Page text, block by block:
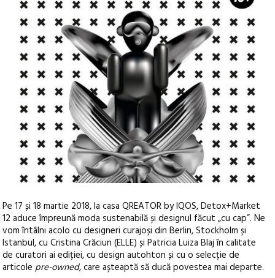
Pe 17 și 18 martie 2018, la casa QREATOR by IQOS, Detox+Market
12 aduce împreună moda sustenabilă și designul făcut „cu cap”. Ne
vom întâlni acolo cu designeri curajoși din Berlin, Stockholm și
Istanbul, cu Cristina Crăciun (ELLE) și Patricia Luiza Blaj în calitate
de curatori ai ediției, cu design autohton și cu o selecție de
articolepre-owned, care așteaptă să ducă povestea mai departe.